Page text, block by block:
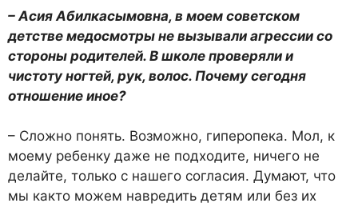
– Асия Абилкасымовна, в моем советском
детстве медосмотры не вызывали агрессии со
стороны родителей. В школе проверяли и
чистоту ногтей, рук, волос. Почему сегодня
отношение иное?
– Сложно понять. Возможно, гиперопека. Мол, к
моему ребенку даже не подходите, ничего не
делайте, только с нашего согласия. Думают, что
мы както можем навредить детям или без их